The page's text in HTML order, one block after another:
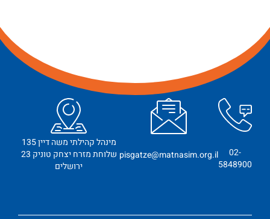
02-
5848900
pisgatze@matnasim.org.il
מינהל קהילתי משה דיין 135
שלוחת מזרח יצחק טוניק 23
ירושלים